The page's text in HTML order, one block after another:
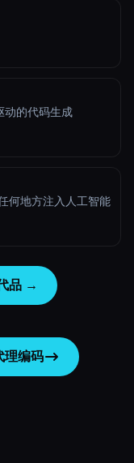
动的代码生成
何地方注入人工智能
品 →
理编码